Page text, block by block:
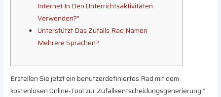
Internet In Den Unterrichtsaktivitäten
Verwenden?”
Unterstützt Das Zufalls Rad Namen
Mehrere Sprachen?
Erstellen Sie jetzt ein benutzerdefiniertes Rad mit dem
kostenlosen Online-Tool zur Zufallsentscheidungsgenerierung.”